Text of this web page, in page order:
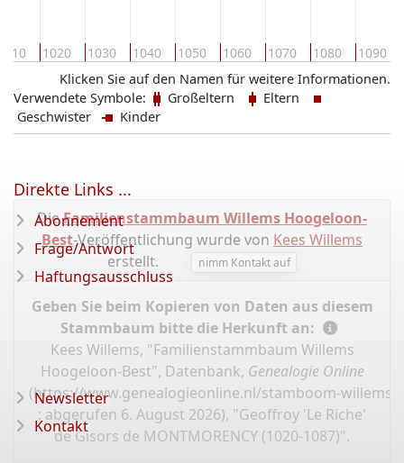
1020 1030 1040 1050 1060 1070 1080 1090
Klicken Sie auf den Namen für weitere Informationen.
Verwendete Symbole:
Großeltern
Eltern
Geschwister
Kinder
DieFamilienstammbaum Willems Hoogeloon-
Best-Veröffentlichung wurde von Kees Willems
erstellt.
nimm Kontakt auf
Geben Sie beim Kopieren von Daten aus diesem
Stammbaum bitte die Herkunft an:
Kees Willems, "Familienstammbaum Willems
Hoogeloon-Best", Datenbank, Genealogie Online
(https://www.genealogieonline.nl/stamboom-willems-
: abgerufen 6. August 2026), "Geoffroy 'Le Riche'
de Gisors de MONTMORENCY (1020-1087)".
Direkte Links ...
Abonnement
Frage/Antwort
Haftungsausschluss
Newsletter
Kontakt